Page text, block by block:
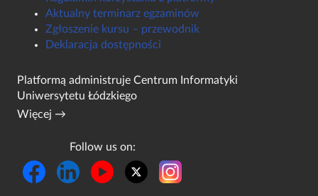
Aktualny terminarz egzaminów
Zgłoszenie kursu – przewodnik
Deklaracja dostępności
Platformą administruje Centrum Informatyki
Uniwersytetu Łódzkiego
Więcej →
Follow us on: